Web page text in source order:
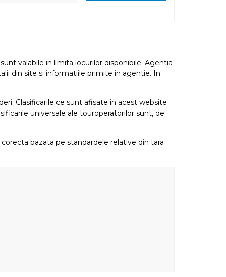
valabile in limita locurilor disponibile. Agentia
din site si informatiile primite in agentie. In
Clasificarile ce sunt afisate in acest website
universale ale touroperatorilor sunt, de
bazata pe standardele relative din tara